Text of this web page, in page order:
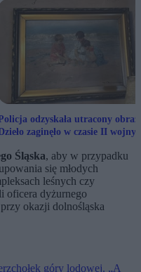
odzyskała utracony obraz.
zaginęło w czasie II wojny
Śląska, aby w przypadku
się młodych
leśnych czy
oficera dyżurnego
okazji dolnośląska
góry lodowej. „A